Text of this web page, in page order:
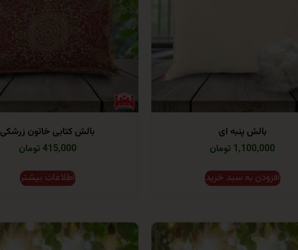
بالش پنبه ای
1,100,000 تومان
افزودن به سبد خرید
بالش کتابی خاتون زرشکی
415,000 تومان
اطلاعات بیشتر